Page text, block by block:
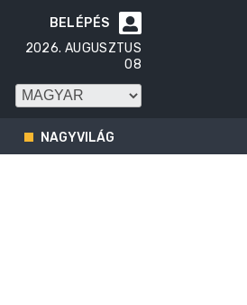

BELÉPÉS
2026. AUGUSZTUS
08
NAGYVILÁG